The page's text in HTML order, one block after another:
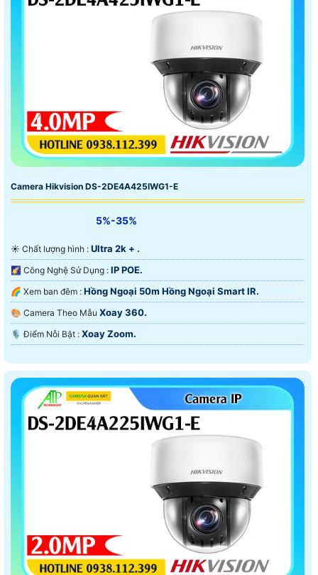
Camera Hikvision DS-2DE4A425IWG1-E
5%-35%
☀️ Chất lượng hình : Ultra 2k + .
🌠 Công Nghệ Sử Dụng : IP POE.
🌈 Xem ban đêm : Hồng Ngoại 50m Hồng Ngoại Smart IR.
🎨 Camera Theo Mẫu Xoay 360.
️🎙 Điểm Nỗi Bật : Xoay Zoom.